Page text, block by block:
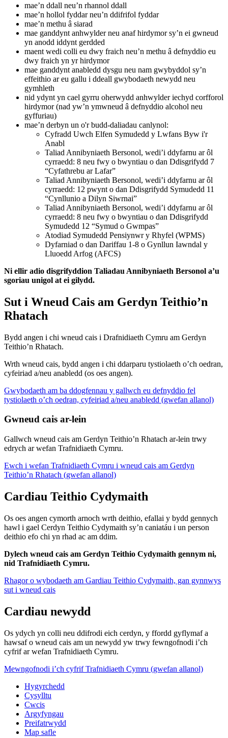
mae’n ddall neu’n rhannol ddall
mae’n hollol fyddar neu’n ddifrifol fyddar
mae’n methu â siarad
mae ganddynt anhwylder neu anaf hirdymor sy’n ei gwneud
yn anodd iddynt gerdded
maent wedi colli eu dwy fraich neu’n methu â defnyddio eu
dwy fraich yn yr hirdymor
mae ganddynt anabledd dysgu neu nam gwybyddol sy’n
effeithio ar eu gallu i ddeall gwybodaeth newydd neu
gymhleth
nid ydynt yn cael gyrru oherwydd anhwylder iechyd corfforol
hirdymor (nad yw’n ymwneud â defnyddio alcohol neu
gyffuriau)
mae’n derbyn un o'r budd-daliadau canlynol:
Cyfradd Uwch Elfen Symudedd y Lwfans Byw i'r
Anabl
Taliad Annibyniaeth Bersonol, wedi’i ddyfarnu ar ôl
cyrraedd: 8 neu fwy o bwyntiau o dan Ddisgrifydd 7
“Cyfathrebu ar Lafar”
Taliad Annibyniaeth Bersonol, wedi’i ddyfarnu ar ôl
cyrraedd: 12 pwynt o dan Ddisgrifydd Symudedd 11
“Cynllunio a Dilyn Siwrnai”
Taliad Annibyniaeth Bersonol, wedi’i ddyfarnu ar ôl
cyrraedd: 8 neu fwy o bwyntiau o dan Ddisgrifydd
Symudedd 12 “Symud o Gwmpas”
Atodiad Symudedd Pensiynwr y Rhyfel (WPMS)
Dyfarniad o dan Dariffau 1-8 o Gynllun Iawndal y
Lluoedd Arfog (AFCS)
Ni ellir adio disgrifyddion Taliadau Annibyniaeth Bersonol a’u
sgoriau unigol at ei gilydd.
Sut i Wneud Cais am Gerdyn Teithio’n
Rhatach
Bydd angen i chi wneud cais i Drafnidiaeth Cymru am Gerdyn
Teithio’n Rhatach.
Wrth wneud cais, bydd angen i chi ddarparu tystiolaeth o’ch oedran,
cyfeiriad a/neu anabledd (os oes angen).
Gwybodaeth am ba ddogfennau y gallwch eu defnyddio fel
tystiolaeth o’ch oedran, cyfeiriad a/neu anabledd (gwefan allanol)
Gwneud cais ar-lein
Gallwch wneud cais am Gerdyn Teithio’n Rhatach ar-lein trwy
edrych ar wefan Trafnidiaeth Cymru.
Ewch i wefan Trafnidiaeth Cymru i wneud cais am Gerdyn
Teithio’n Rhatach (gwefan allanol)
Cardiau Teithio Cydymaith
Os oes angen cymorth arnoch wrth deithio, efallai y bydd gennych
hawl i gael Cerdyn Teithio Cydymaith sy’n caniatáu i un person
deithio efo chi yn rhad ac am ddim.
Dylech wneud cais am Gerdyn Teithio Cydymaith gennym ni,
nid Trafnidiaeth Cymru.
Rhagor o wybodaeth am Gardiau Teithio Cydymaith, gan gynnwys
sut i wneud cais
Cardiau newydd
Os ydych yn colli neu ddifrodi eich cerdyn, y ffordd gyflymaf a
hawsaf o wneud cais am un newydd yw trwy fewngofnodi i’ch
cyfrif ar wefan Trafnidiaeth Cymru.
Mewngofnodi i’ch cyfrif Trafnidiaeth Cymru (gwefan allanol)
Hygyrchedd
Cysylltu
Cwcis
Argyfyngau
Preifatrwydd
Map safle